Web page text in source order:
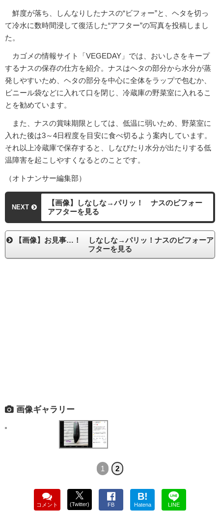
鮮度が落ち、しんなりしたナスの“ビフォー”と、ヘタを切っ
て冷水に数時間浸して復活した“アフター”の写真を投稿しまし
た。
カゴメの情報サイト「VEGEDAY」では、おいしさをキープ
するナスの保存の仕方を紹介。ナスはヘタの部分から水分が蒸
発しやすいため、ヘタの部分を中心に全体をラップで包むか、
ビニール袋などに入れて口を閉じ、冷蔵庫の野菜室に入れるこ
とを勧めています。
また、ナスの賞味期限としては、低温に弱いため、野菜室に
入れた後は3～4日程度を目安に食べ切るよう案内しています。
それ以上冷蔵庫で保存すると、しなびたり水分が出たりする低
温障害を起こしやすくなるとのことです。
（オトナンサー編集部）
NEXT
【画像】しなしな→パリッ！ ナスのビフォー
アフターを見る
【画像】お見事…！ しなしな→パリッ！ナスのビフォーア
フターを見る
画像ギャラリー
1 2
コメント (Twitter) FB
B!
Hatena LINE